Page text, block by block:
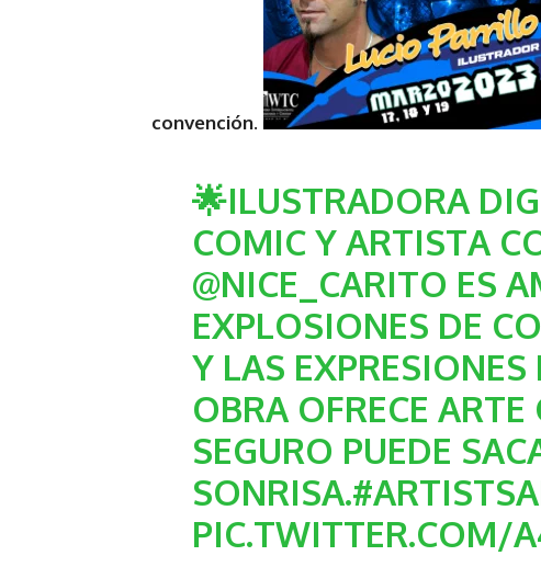
convención.
🌟ILUSTRADORA
COMIC Y ARTISTA
@NICE_CARITO ES
EXPLOSIONES DE
Y LAS EXPRESIONES
OBRA OFRECE
SEGURO PUEDE
SONRISA.
PIC.TWITTER.COM/